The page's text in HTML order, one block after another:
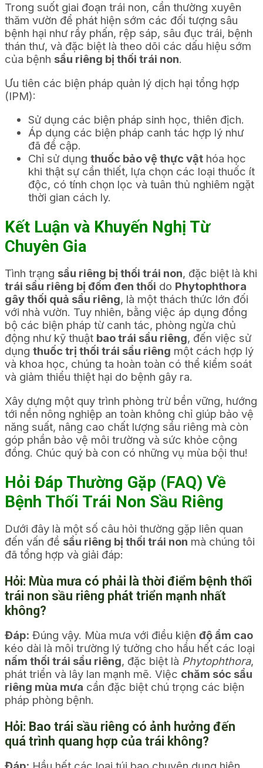
Trong suốt giai đoạn trái non, cần thường xuyên
thăm vườn để phát hiện sớm các đối tượng sâu
bệnh hại như rầy phấn, rệp sáp, sâu đục trái, bệnh
thán thư, và đặc biệt là theo dõi các dấu hiệu sớm
của bệnh sầu riêng bị thối trái non.
Ưu tiên các biện pháp quản lý dịch hại tổng hợp
(IPM):
Sử dụng các biện pháp sinh học, thiên địch.
Áp dụng các biện pháp canh tác hợp lý như
đã đề cập.
Chỉ sử dụng thuốc bảo vệ thực vật hóa học
khi thật sự cần thiết, lựa chọn các loại thuốc ít
độc, có tính chọn lọc và tuân thủ nghiêm ngặt
thời gian cách ly.
Kết Luận và Khuyến Nghị Từ
Chuyên Gia
Tình trạng sầu riêng bị thối trái non, đặc biệt là khi
trái sầu riêng bị đốm đen thối do Phytophthora
gây thối quả sầu riêng, là một thách thức lớn đối
với nhà vườn. Tuy nhiên, bằng việc áp dụng đồng
bộ các biện pháp từ canh tác, phòng ngừa chủ
động như kỹ thuật bao trái sầu riêng, đến việc sử
dụng thuốc trị thối trái sầu riêng một cách hợp lý
và khoa học, chúng ta hoàn toàn có thể kiểm soát
và giảm thiểu thiệt hại do bệnh gây ra.
Xây dựng một quy trình phòng trừ bền vững, hướng
tới nền nông nghiệp an toàn không chỉ giúp bảo vệ
năng suất, nâng cao chất lượng sầu riêng mà còn
góp phần bảo vệ môi trường và sức khỏe cộng
đồng. Chúc quý bà con có những vụ mùa bội thu!
Hỏi Đáp Thường Gặp (FAQ) Về
Bệnh Thối Trái Non Sầu Riêng
Dưới đây là một số câu hỏi thường gặp liên quan
đến vấn đề sầu riêng bị thối trái non mà chúng tôi
đã tổng hợp và giải đáp:
Hỏi: Mùa mưa có phải là thời điểm bệnh thối
trái non sầu riêng phát triển mạnh nhất
không?
Đáp: Đúng vậy. Mùa mưa với điều kiện độ ẩm cao
kéo dài là môi trường lý tưởng cho hầu hết các loại
nấm thối trái sầu riêng, đặc biệt là Phytophthora,
phát triển và lây lan mạnh mẽ. Việc chăm sóc sầu
riêng mùa mưa cần đặc biệt chú trọng các biện
pháp phòng bệnh.
Hỏi: Bao trái sầu riêng có ảnh hưởng đến
quá trình quang hợp của trái không?